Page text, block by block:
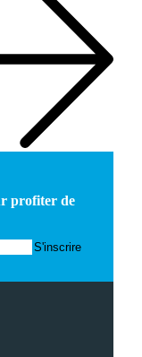
profiter de